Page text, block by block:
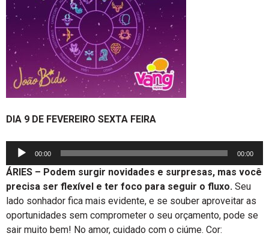
DIA 9 DE FEVEREIRO SEXTA FEIRA
Tocador
áudio
00:00 00:00
ÁRIES – Podem surgir novidades e surpresas, mas você
precisa ser flexível e ter foco para seguir o fluxo. Seu
lado sonhador fica mais evidente, e se souber aproveitar as
oportunidades sem comprometer o seu orçamento, pode se
sair muito bem! No amor, cuidado com o ciúme. Cor: